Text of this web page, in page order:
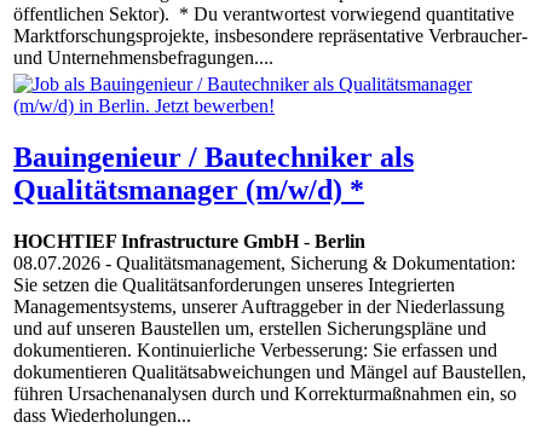
öffentlichen Sektor). * Du verantwortest vorwiegend quantitative
Marktforschungsprojekte, insbesondere repräsentative Verbraucher-
und Unternehmensbefragungen....
Bauingenieur / Bautechniker als
Qualitätsmanager (m/w/d) *
HOCHTIEF Infrastructure GmbH- Berlin
08.07.2026 - Qualitätsmanagement, Sicherung & Dokumentation:
Sie setzen die Qualitätsanforderungen unseres Integrierten
Managementsystems, unserer Auftraggeber in der Niederlassung
und auf unseren Baustellen um, erstellen Sicherungspläne und
dokumentieren. Kontinuierliche Verbesserung: Sie erfassen und
dokumentieren Qualitätsabweichungen und Mängel auf Baustellen,
führen Ursachenanalysen durch und Korrekturmaßnahmen ein, so
dass Wiederholungen...